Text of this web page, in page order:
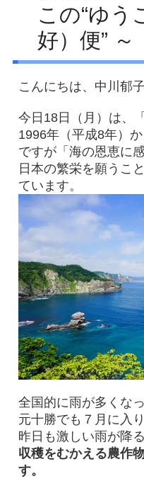
お問い合わせ
この“ゆう
好）便” ～
こんにちは、中川郁
今日18日（月）は、
1996年（平成8年）
ですが「海の恩恵に
日本の繁栄を願うこ
ています。
全国的に雨が多くな
元十勝でも７月に入
昨日も激しい雨が降
収穫をむかえる農作
す。